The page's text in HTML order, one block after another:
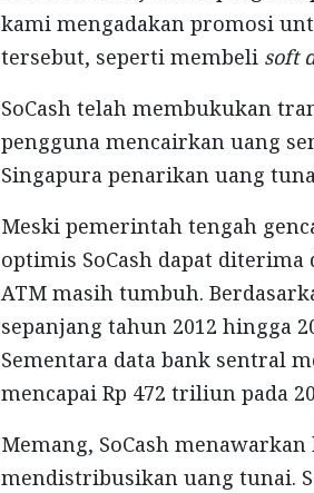
kami mengadakan promosi
tersebut, seperti membeli soft
SoCash telah membukukan
pengguna mencairkan uang
Singapura penarikan uang
Meski pemerintah tengah
optimis SoCash dapat
ATM masih tumbuh.
sepanjang tahun 2012 hingga
Sementara data bank sentral
mencapai Rp 472 triliun pada
Memang, SoCash
mendistribusikan uang tunai.